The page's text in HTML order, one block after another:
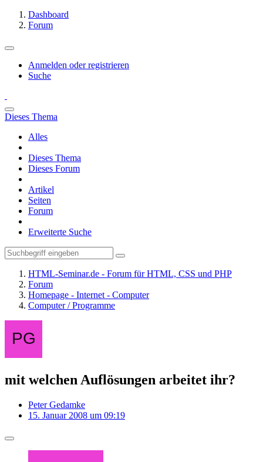
Dashboard
Forum
Anmelden oder registrieren
Suche
Dieses Thema
Alles
Dieses Thema
Dieses Forum
Artikel
Seiten
Forum
Erweiterte Suche
HTML-Seminar.de - Forum für HTML, CSS und PHP
Forum
Homepage - Internet - Computer
Computer / Programme
mit welchen Auflösungen arbeitet ihr?
Peter Gedamke
15. Januar 2008 um 09:19